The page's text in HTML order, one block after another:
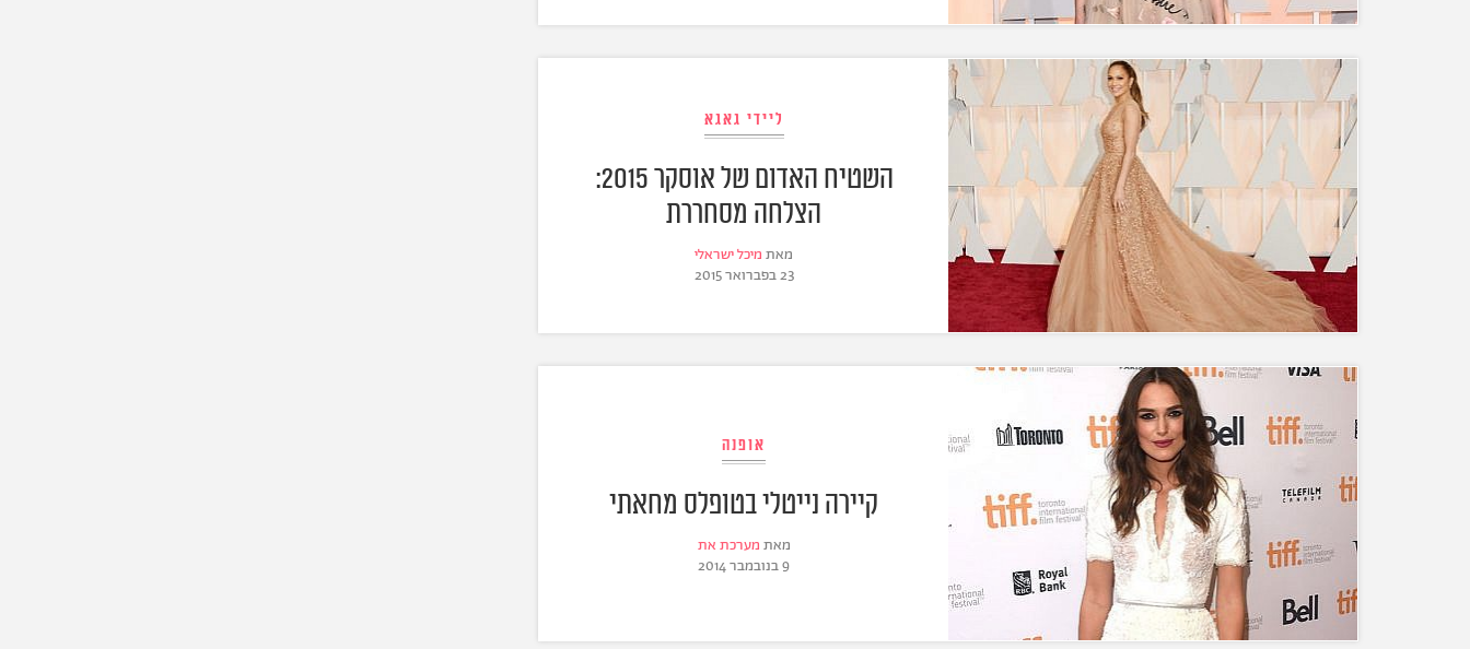
ליידי גאגא
השטיח האדום של אוסקר 2015:
הצלחה מסחררת
מאת מיכל ישראלי
23 בפברואר 2015
אופנה
קיירה נייטלי בטופלס מחאתי
מאת מערכת את
9 בנובמבר 2014